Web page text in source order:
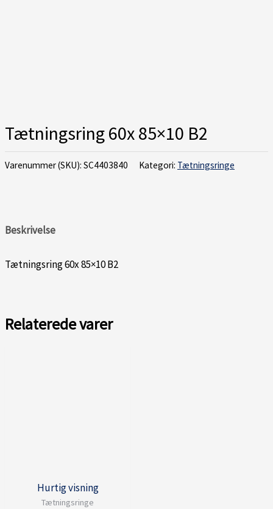
Tætningsring 60x 85×10 B2
Varenummer (SKU): SC4403840 Kategori: Tætningsringe
Beskrivelse
Tætningsring 60x 85×10 B2
Relaterede varer
Hurtig visning
Tætningsringe